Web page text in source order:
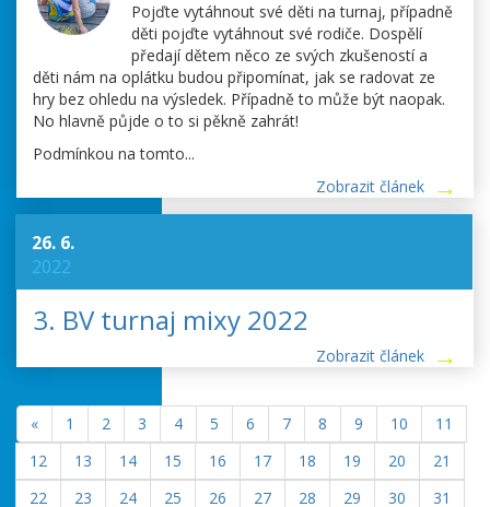
Pojďte vytáhnout své děti na turnaj, případně
děti pojďte vytáhnout své rodiče. Dospělí
předají dětem něco ze svých zkušeností a
děti nám na oplátku budou připomínat, jak se radovat ze
hry bez ohledu na výsledek. Případně to může být naopak.
No hlavně půjde o to si pěkně zahrát!
Podmínkou na tomto...
Zobrazit článek
26. 6.
2022
3. BV turnaj mixy 2022
Zobrazit článek
« 1 2 3 4 5 6 7 8 9 10
11
12
13 14 15 16 17 18 19 20
21
22
23 24 25 26 27 28 29 30 31